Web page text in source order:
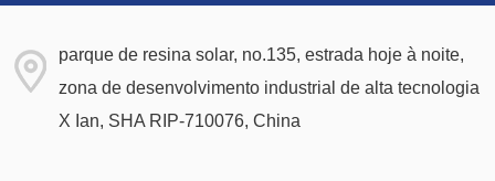
parque de resina solar, no.135, estrada hoje à noite,
zona de desenvolvimento industrial de alta tecnologia
X Ian, SHA RIP-710076, China